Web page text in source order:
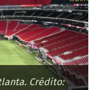
Crédito: